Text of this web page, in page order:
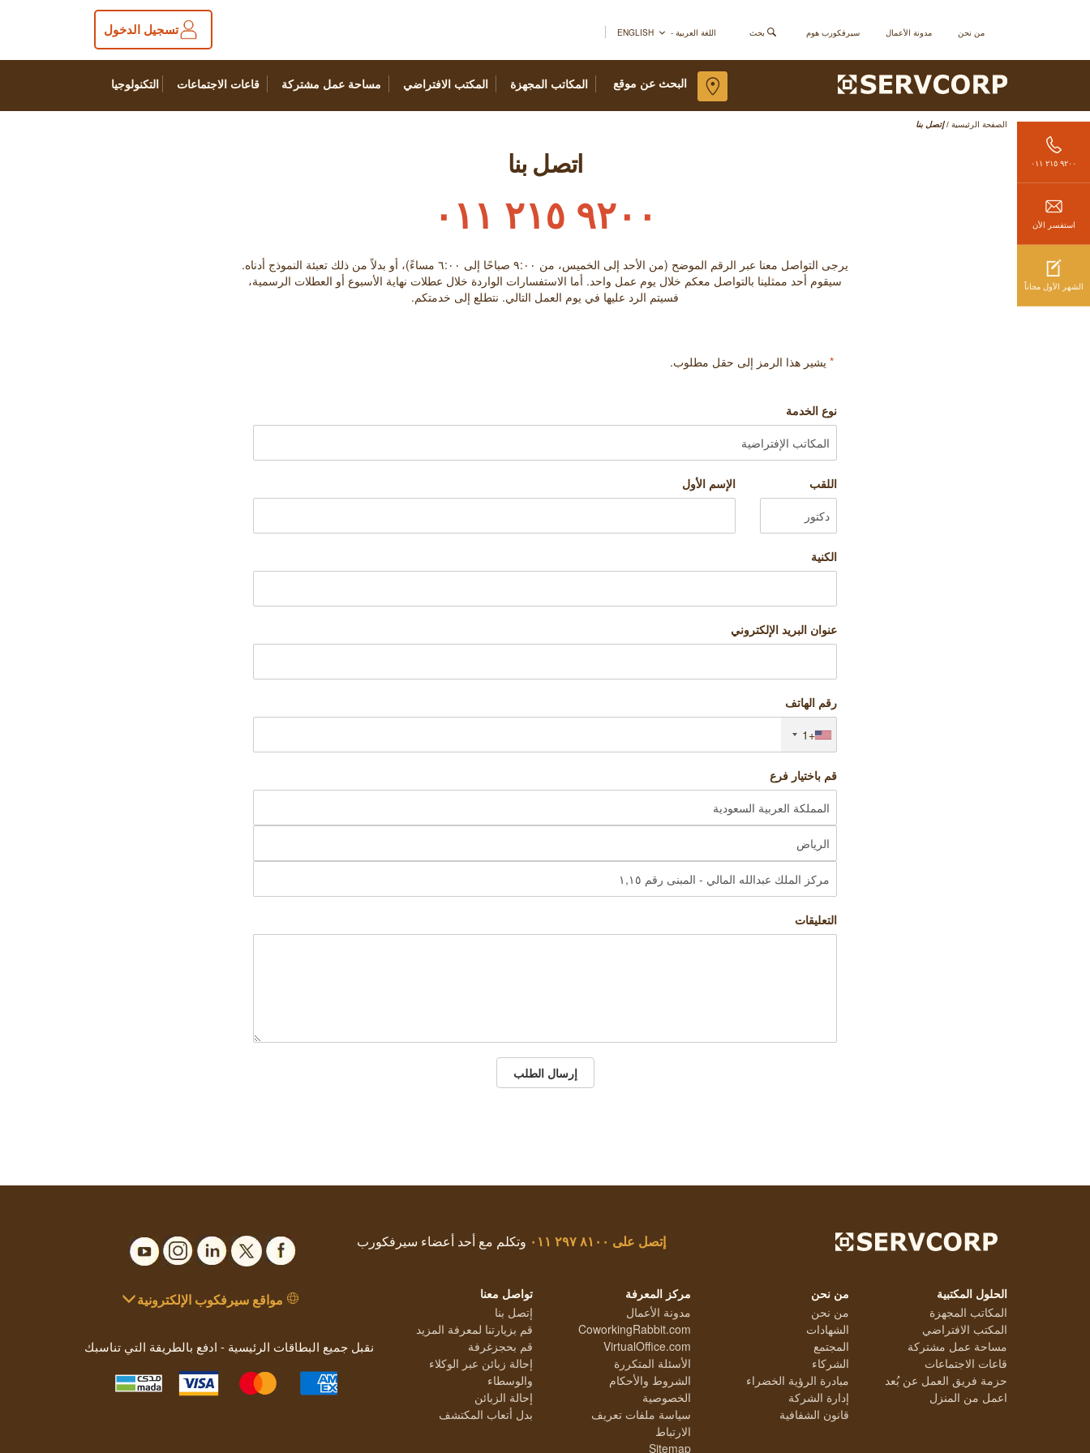
من نحن مدونة الأعمال سيرفكورب هوم بحث اللغة العربية - ENGLISH تسجيل الدخول
المكاتب المجهزة المكتب الافتراضي مساحة عمل مشتركة قاعات الاجتماعات التكنولوجيا البحث عن موقع
٩٢٠٠ ٢١٥ ٠١١
استفسر الأن
الشهر الأول مجاناً
الصفحة الرئيسية / إتصل بنا
اتصل بنا
٩٢٠٠ ٢١٥ ٠١١
يرجى التواصل معنا عبر الرقم الموضح (من الأحد إلى الخميس، من ٩:۰۰ صباحًا إلى ٦:۰۰ مساءً)، أو بدلاً من ذلك تعبئة النموذج أدناه.
سيقوم أحد ممثلينا بالتواصل معكم خلال يوم عمل واحد. أما الاستفسارات الواردة خلال عطلات نهاية الأسبوع أو العطلات الرسمية،
فسيتم الرد عليها في يوم العمل التالي. نتطلع إلى خدمتكم.
* يشير هذا الرمز إلى حقل مطلوب.
نوع الخدمة
اللقب الإسم الأول
الكنية
عنوان البريد الإلكتروني
رقم الهاتف
+1
قم باختيار فرع
التعليقات
إرسال الطلب
إتصل على ٨١٠٠ ٢٩٧ ٠١١ وتكلم مع أحد أعضاء سيرفكورب
الحلول المكتبية
المكاتب المجهزة
المكتب الافتراضي
مساحة عمل مشتركة
قاعات الاجتماعات
حزمة فريق العمل عن بُعد
اعمل من المنزل
من نحن
من نحن
الشهادات
المجتمع
الشركاء
مبادرة الرؤية الخضراء
إدارة الشركة
قانون الشفافية
مركز المعرفة
مدونة الأعمال
CoworkingRabbit.com
VirtualOffice.com
الأسئلة المتكررة
الشروط والأحكام
الخصوصية
سياسة ملفات تعريف
الارتباط
Sitemap
تواصل معنا
إتصل بنا
قم بزيارتنا لمعرفة المزيد
قم بحجزغرفة
إحالة زبائن عبر الوكلاء
والوسطاء
إحالة الزبائن
بدل أتعاب المكتشف
مواقع سيرفكوب الإلكترونية
نقبل جميع البطاقات الرئيسية - ادفع بالطريقة التي تناسبك